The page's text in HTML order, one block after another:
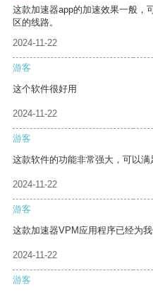
这款加速器app的加速效果一般，
区的线路。
2024-11-22
游客
这个软件很好用
2024-11-22
游客
这款软件的功能非常强大，可以满
2024-11-22
游客
这款加速器VPM应用程序已经为
2024-11-22
游客